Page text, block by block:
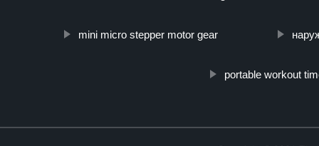
mini micro stepper motor gear
portable workout